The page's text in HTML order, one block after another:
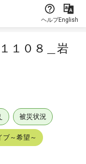
ヘルプEnglish
１０８＿岩
被災状況
ブ～希望～